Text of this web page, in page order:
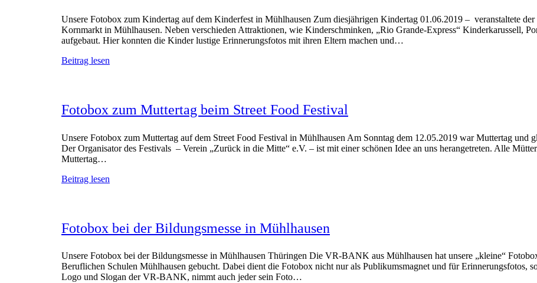
Unsere Fotobox zum Kindertag auf dem Kinderfest in Mühlhausen Zum diesjährigen Kindertag 01.06.2019 – veranstaltete
Kornmarkt in Mühlhausen. Neben verschieden Attraktionen, wie Kinderschminken, „Rio Grande-Express“ Kinderkarussell,
aufgebaut. Hier konnten die Kinder lustige Erinnerungsfotos mit ihren Eltern machen und…
Beitrag lesen
Fotobox zum Muttertag beim Street Food Festival
Unsere Fotobox zum Muttertag auf dem Street Food Festival in Mühlhausen Am Sonntag dem 12.05.2019 war Muttertag und
Der Organisator des Festivals – Verein „Zurück in die Mitte“ e.V. – ist mit einer schönen Idee an uns herangetreten. Alle
Muttertag…
Beitrag lesen
Fotobox bei der Bildungsmesse in Mühlhausen
Unsere Fotobox bei der Bildungsmesse in Mühlhausen Thüringen Die VR-BANK aus Mühlhausen hat unsere „kleine“
Beruflichen Schulen Mühlhausen gebucht. Dabei dient die Fotobox nicht nur als Publikumsmagnet und für Erinnerungsfotos,
Logo und Slogan der VR-BANK, nimmt auch jeder sein Foto…